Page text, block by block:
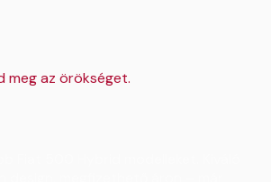
meg az örökséget.